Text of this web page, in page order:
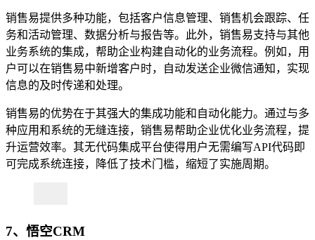
销售易提供多种功能，包括客户信息管理、销售机会跟踪、任
务和活动管理、数据分析与报告等。此外，销售易支持与其他
业务系统的集成，帮助企业构建自动化的业务流程。例如，用
户可以在销售易中新增客户时，自动发送企业微信通知，实现
信息的及时传递和处理。
销售易的优势在于其强大的集成功能和自动化能力。通过与多
种应用和系统的无缝连接，销售易帮助企业优化业务流程，提
升运营效率。其无代码集成平台使得用户无需编写API代码即
可完成系统连接，降低了技术门槛，缩短了实施周期。
7、悟空CRM